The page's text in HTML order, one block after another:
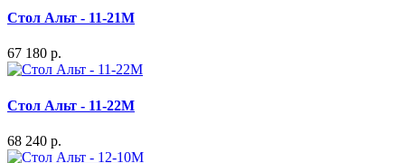
Стол Альт - 11-21М
67 180 р.
Стол Альт - 11-22М
68 240 р.